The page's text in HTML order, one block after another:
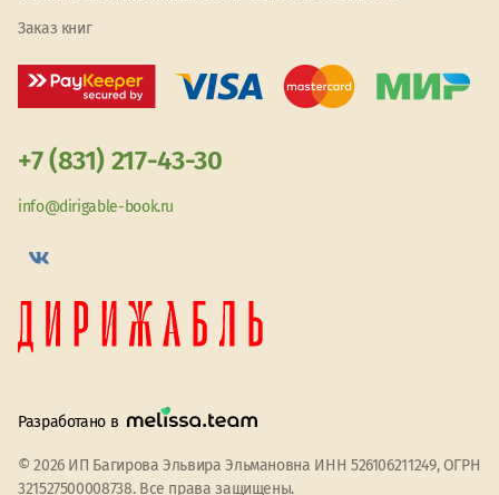
Заказ книг
+7 (831) 217-43-30
info@dirigable-book.ru
Разработано в
© 2026 ИП Багирова Эльвира Эльмановна ИНН 526106211249, ОГРН
321527500008738. Все права защищены.